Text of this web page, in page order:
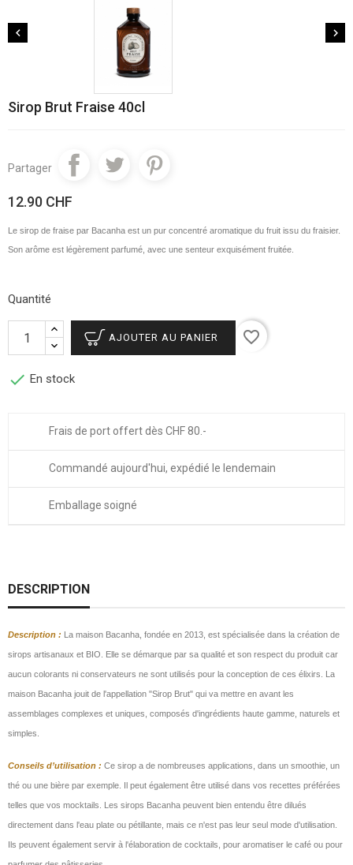
 
Sirop Brut Fraise 40cl
Partager
12.90 CHF
Le sirop de fraise par Bacanha est un pur concentré aromatique du fruit issu du fraisier.
Son arôme est légèrement parfumé, avec une senteur exquisément fruitée.
Quantité
AJOUTER AU PANIER favorite_border
 En stock
Frais de port offert dès CHF 80.-
Commandé aujourd'hui, expédié le lendemain
Emballage soigné
DESCRIPTION
Description : La maison Bacanha, fondée en 2013, est spécialisée dans la création de
sirops artisanaux et BIO. Elle se démarque par sa qualité et son respect du produit car
aucun colorants ni conservateurs ne sont utilisés pour la conception de ces élixirs. La
maison Bacanha jouit de l'appellation "Sirop Brut" qui va mettre en avant les
assemblages complexes et uniques, composés d'ingrédients haute gamme, naturels et
simples.
Conseils d’utilisation : Ce sirop a de nombreuses applications, dans un smoothie, un
thé ou une bière par exemple. Il peut également être utilisé dans vos recettes préférées
telles que vos mocktails. Les sirops Bacanha peuvent bien entendu être dilués
directement dans l'eau plate ou pétillante, mais ce n'est pas leur seul mode d'utilisation.
Ils peuvent également servir à l'élaboration de cocktails, pour aromatiser le café ou pour